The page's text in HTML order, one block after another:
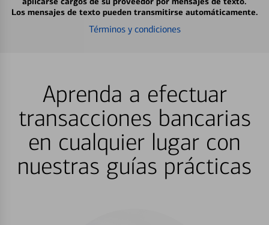
Los mensajes de texto pueden transmitirse automáticamente.
Términos y condiciones
Aprenda a efectuar
transacciones bancarias
en cualquier lugar con
nuestras guías prácticas